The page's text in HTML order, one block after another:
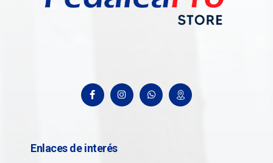
Enlaces de interés